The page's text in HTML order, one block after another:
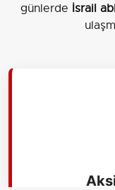
günlerde İsrail